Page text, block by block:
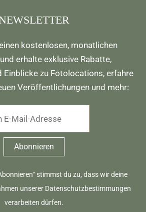
kostenlosen, monatlichen
erhalte exklusive Rabatte,
Einblicke zu Fotolocations, erfahre
Veröffentlichungen und mehr:
stimmst du zu, dass wir deine
unserer Datenschutzbestimmungen
verarbeiten dürfen.